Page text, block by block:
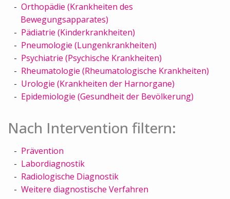
Orthopädie (Krankheiten des
Bewegungsapparates)
Pädiatrie (Kinderkrankheiten)
Pneumologie (Lungenkrankheiten)
Psychiatrie (Psychische Krankheiten)
Rheumatologie (Rheumatologische Krankheiten)
Urologie (Krankheiten der Harnorgane)
Epidemiologie (Gesundheit der Bevölkerung)
Nach Intervention filtern:
Prävention
Labordiagnostik
Radiologische Diagnostik
Weitere diagnostische Verfahren